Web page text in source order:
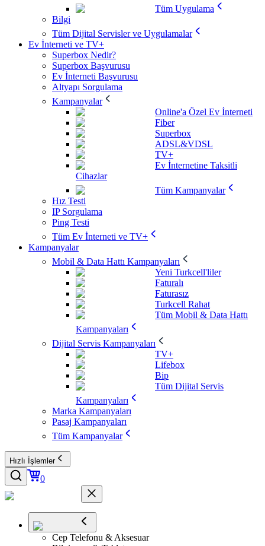
Tüm Uygulama
Bilgi
Tüm Dijital Servisler ve Uygulamalar
Ev İnterneti ve TV+
Superbox Nedir?
Superbox Başvurusu
Ev İnterneti Başvurusu
Altyapı Sorgulama
Kampanyalar
Online'a Özel Ev İnterneti
Fiber
Superbox
ADSL&VDSL
TV+
Ev İnternetine Taksitli
Cihazlar
Tüm Kampanyalar
Hız Testi
IP Sorgulama
Ping Testi
Tüm Ev İnterneti ve TV+
Kampanyalar
Mobil & Data Hattı Kampanyaları
Yeni Turkcell'liler
Faturalı
Faturasız
Turkcell Rahat
Tüm Mobil & Data Hattı
Kampanyaları
Dijital Servis Kampanyaları
TV+
Lifebox
Bip
Tüm Dijital Servis
Kampanyaları
Marka Kampanyaları
Pasaj Kampanyaları
Tüm Kampanyalar
Hızlı İşlemler
0
Cep Telefonu & Aksesuar